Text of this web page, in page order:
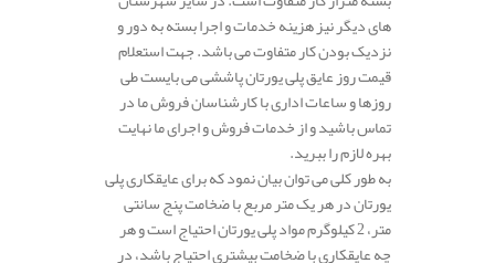
های دیگر نیز هزینه خدمات و اجرا بسته به دور و
نزدیک بودن کار متفاوت می باشد. جهت استعلام
قیمت روز عایق پلی یورتان پاششی می بایست طی
روزها و ساعات اداری با کارشناسان فروش ما در
تماس باشید و از خدمات فروش و اجرای ما نهایت
بهره لازم را ببرید.
به طور کلی می توان بیان نمود که برای عایقکاری پلی
یورتان در هر یک متر مربع با ضخامت پنج سانتی
متر، 2 کیلوگرم مواد پلی یورتان احتیاج است و هر
چه عایقکاری با ضخامت بیشتری احتیاج باشد، در